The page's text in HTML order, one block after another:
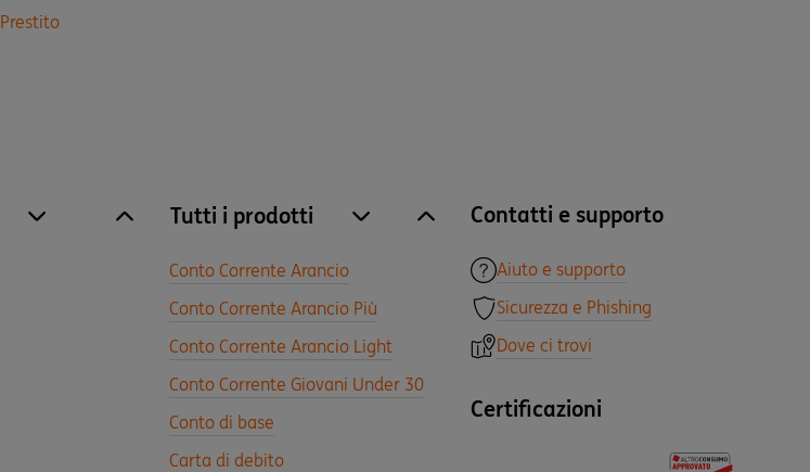
Prestito
site.accordion.apri [it-IT] Chi siamo
Chiudi Chi siamo
Tutti i prodotti site.accordion.apri [it-IT] Tutti i prodotti
Chiudi Tutti i prodotti
Conto Corrente Arancio
Conto Corrente Arancio Più
Conto Corrente Arancio Light
Conto Corrente Giovani Under 30
Conto di base
Carta di debito
Contatti e supporto
Aiuto e supporto
Sicurezza e Phishing
Dove ci trovi
Certificazioni